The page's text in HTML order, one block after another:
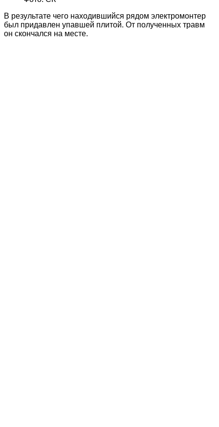
В результате чего находившийся рядом электромонтер
был придавлен упавшей плитой. От полученных травм
он скончался на месте.